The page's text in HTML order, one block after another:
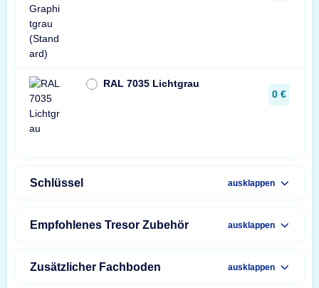
RAL 7035 Lichtgrau
0 €
Schlüssel ausklappen
Empfohlenes Tresor Zubehör ausklappen
Zusätzlicher Fachboden ausklappen